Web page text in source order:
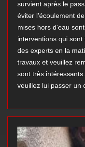
survient après le
éviter l'écoulement
mises hors d'eau
interventions qui
des experts en la
travaux et veuillez
sont très
veuillez lui passer un